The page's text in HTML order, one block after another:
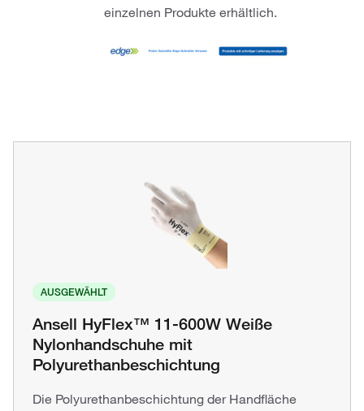
einzelnen Produkte erhältlich.
AUSGEWÄHLT
Ansell HyFlex™ 11-600W Weiße
Nylonhandschuhe mit
Polyurethanbeschichtung
Die Polyurethanbeschichtung der Handfläche